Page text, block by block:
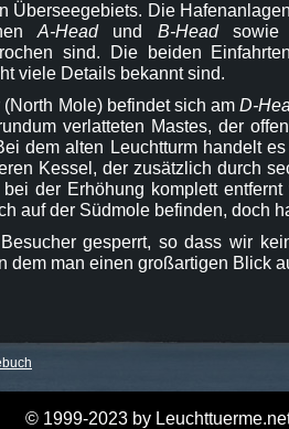
Überseegebiets. Die
A-Headund B-Headsowie
sind. Die beiden
viele Details bekannt sind.
(North Mole) befindet sich amD-
verlatteten Mastes, der
dem alten Leuchtturm handelt
Kessel, der zusätzlich durch
der Erhöhung komplett
auf der Südmole befinden, doch
gesperrt, so dass wir
dem man einen großartigen Blick
© 1999-2023 by